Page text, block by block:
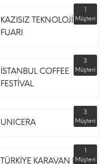
KAZISIZ TEKNOLOJİLER
FUARI
1
Müşteri
İSTANBUL COFFEE
FESTİVAL
3
Müşteri
UNICERA
3
Müşteri
TÜRKİYE KARAVAN FUARI
1
Müşteri